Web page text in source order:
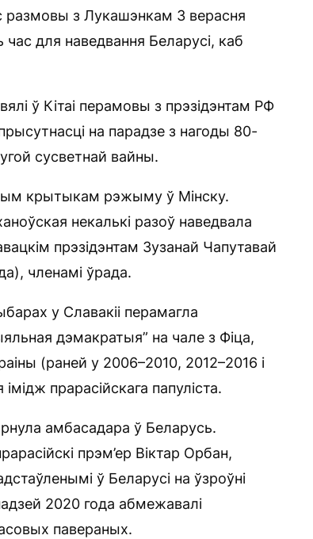
размовы з Лукашэнкам 3 верасня
час для наведвання Беларусі, каб
ў Кітаі перамовы з прэзідэнтам РФ
на парадзе з нагоды 80-
сусветнай вайны.
крытыкам рэжыму ў Мінску.
некалькі разоў наведвала
прэзідэнтам Зузанай Чапутавай
членамі ўрада.
у Славакіі перамагла
дэмакратыя” на чале з Фіца,
(раней у 2006–2010, 2012–2016 і
прарасійскага папуліста.
амбасадара ў Беларусь.
прэм’ер Віктар Орбан,
ў Беларусі на ўзроўні
2020 года абмежавалі
павераных.